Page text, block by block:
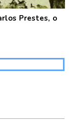
Prestes, o